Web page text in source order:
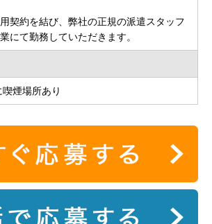
契約を結び、弊社の正規の派遣スタッフ
にて勤務していただきます。
煙場所あり